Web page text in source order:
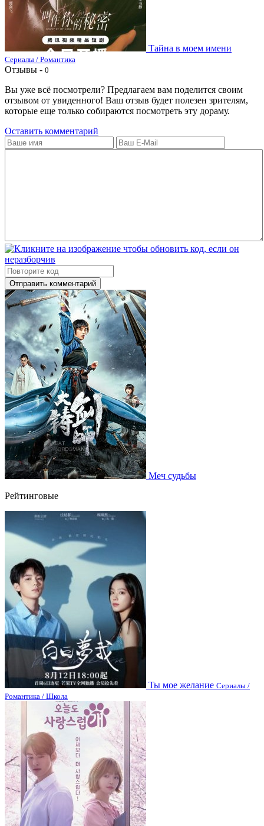
Тайна в моем имени
Сериалы / Романтика
Отзывы - 0
Вы уже всё посмотрели? Предлагаем вам поделится своим
отзывом от увиденного! Ваш отзыв будет полезен зрителям,
которые еще только собираются посмотреть эту дораму.
Оставить комментарий
Отправить комментарий
Меч судьбы
Рейтинговые
Ты мое желание Сериалы /
Романтика / Школа